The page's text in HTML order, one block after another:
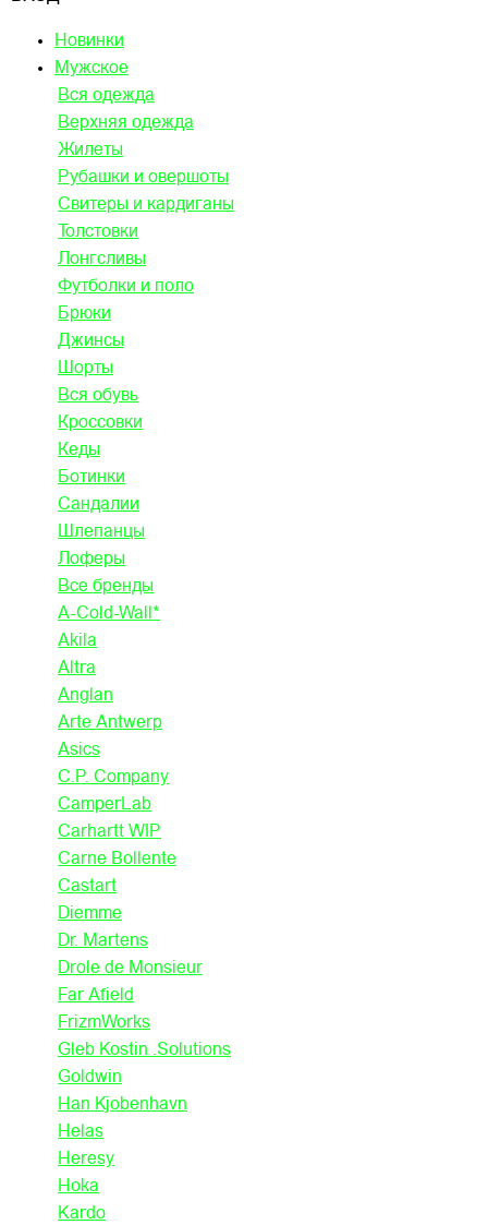
Новинки
Мужское
Вся одежда
Верхняя одежда
Жилеты
Рубашки и овершоты
Свитеры и кардиганы
Толстовки
Лонгсливы
Футболки и поло
Брюки
Джинсы
Шорты
Вся обувь
Кроссовки
Кеды
Ботинки
Сандалии
Шлепанцы
Лоферы
Все бренды
A-Cold-Wall*
Akila
Altra
Anglan
Arte Antwerp
Asics
C.P. Company
CamperLab
Carhartt WIP
Carne Bollente
Castart
Diemme
Dr. Martens
Drole de Monsieur
Far Afield
FrizmWorks
Gleb Kostin .Solutions
Goldwin
Han Kjobenhavn
Helas
Heresy
Hoka
Kardo